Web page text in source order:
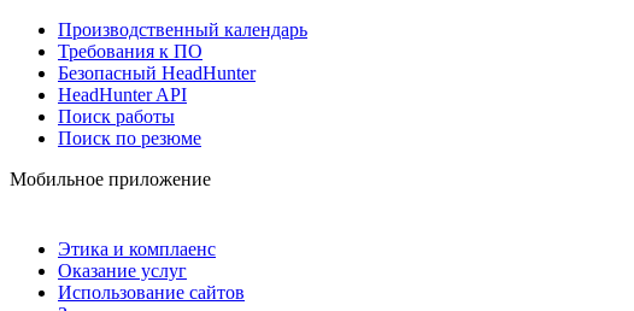
Производственный календарь
Требования к ПО
Безопасный HeadHunter
HeadHunter API
Поиск работы
Поиск по резюме
Мобильное приложение
Этика и комплаенс
Оказание услуг
Использование сайтов